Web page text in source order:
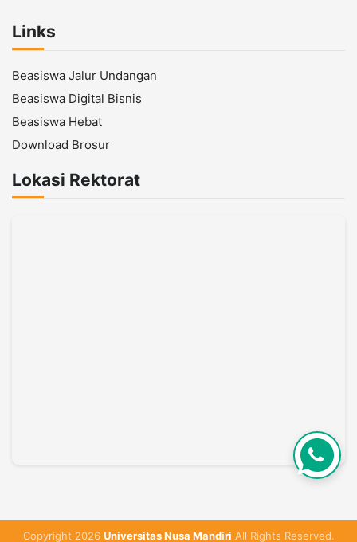
Links
Beasiswa Jalur Undangan
Beasiswa Digital Bisnis
Beasiswa Hebat
Download Brosur
Lokasi Rektorat
Copyright 2026 Universitas Nusa Mandiri All Rights Reserved.